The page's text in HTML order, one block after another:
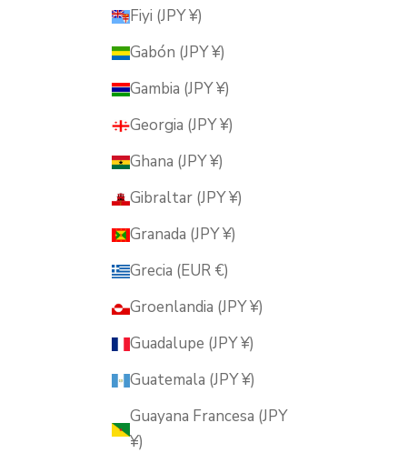
Fiyi (JPY ¥)
Gabón (JPY ¥)
Gambia (JPY ¥)
Georgia (JPY ¥)
Ghana (JPY ¥)
Gibraltar (JPY ¥)
Granada (JPY ¥)
Grecia (EUR €)
Groenlandia (JPY ¥)
Guadalupe (JPY ¥)
Guatemala (JPY ¥)
Guayana Francesa (JPY
¥)